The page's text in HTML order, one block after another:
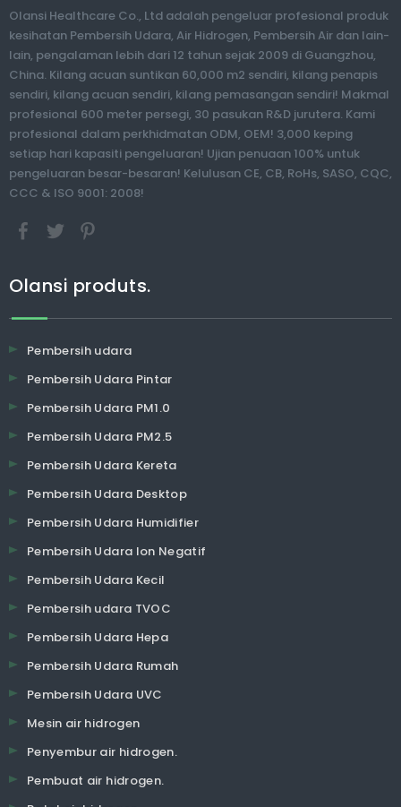
Olansi Healthcare Co., Ltd adalah pengeluar profesional produk
kesihatan Pembersih Udara, Air Hidrogen, Pembersih Air dan lain-
lain, pengalaman lebih dari 12 tahun sejak 2009 di Guangzhou,
China. Kilang acuan suntikan 60,000 m2 sendiri, kilang penapis
sendiri, kilang acuan sendiri, kilang pemasangan sendiri! Makmal
profesional 600 meter persegi, 30 pasukan R&D jurutera. Kami
profesional dalam perkhidmatan ODM, OEM! 3,000 keping
setiap hari kapasiti pengeluaran! Ujian penuaan 100% untuk
pengeluaran besar-besaran! Kelulusan CE, CB, RoHs, SASO, CQC,
CCC & ISO 9001: 2008!
Olansi produts.
Pembersih udara
Pembersih Udara Pintar
Pembersih Udara PM1.0
Pembersih Udara PM2.5
Pembersih Udara Kereta
Pembersih Udara Desktop
Pembersih Udara Humidifier
Pembersih Udara Ion Negatif
Pembersih Udara Kecil
Pembersih udara TVOC
Pembersih Udara Hepa
Pembersih Udara Rumah
Pembersih Udara UVC
Mesin air hidrogen
Penyembur air hidrogen.
Pembuat air hidrogen.